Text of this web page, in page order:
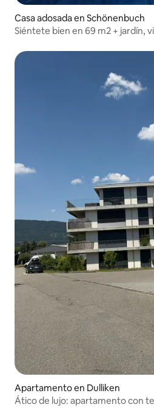
Casa adosada en Schönenbuch
Siéntete bien en 69 m2 + jardín,
Apartamento en Dulliken
Ático de lujo: apartamento con